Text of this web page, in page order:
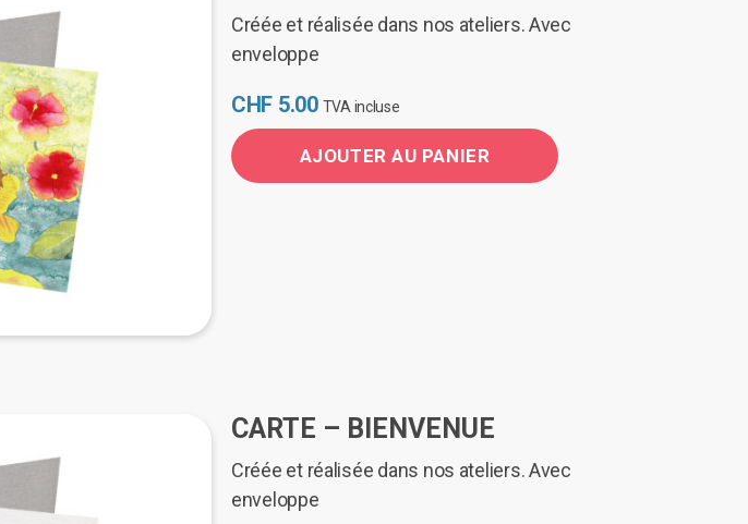
Créée et réalisée dans nos ateliers. Avec
enveloppe
CHF 5.00 TVA incluse
AJOUTER AU PANIER
CARTE – BIENVENUE
Créée et réalisée dans nos ateliers. Avec
enveloppe